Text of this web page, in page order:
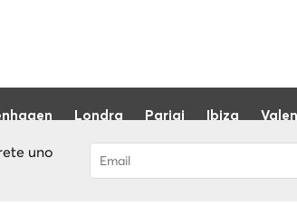
uno
Sei stato abbonato con
dopo la convalida del tuo
Londra Parigi Ibiza